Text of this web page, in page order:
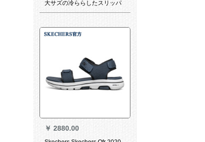
大サズの冷ららしたスリッパ
ァァンの外にファッションの
を履く男性穴の靴のビィーブ
￥ 2880.00